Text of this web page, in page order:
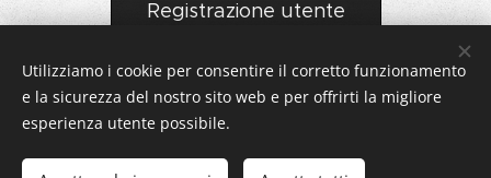
Registrazione utente
Utilizziamo i cookie per consentire il corretto funzionamento
e la sicurezza del nostro sito web e per offrirti la migliore
esperienza utente possibile.